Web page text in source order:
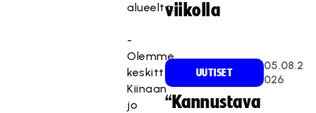
alueelta.
-
Olemme
keskittyneet
Kiinaan
jo
viikolla
UUTISET
05.08.2
026
“Kannustava